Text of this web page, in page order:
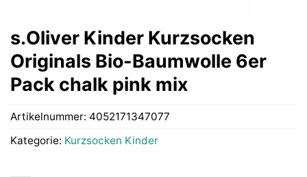
s.Oliver Kinder Kurzsocken
Originals Bio-Baumwolle 6er
Pack chalk pink mix
Artikelnummer: 4052171347077
Kategorie: Kurzsocken Kinder